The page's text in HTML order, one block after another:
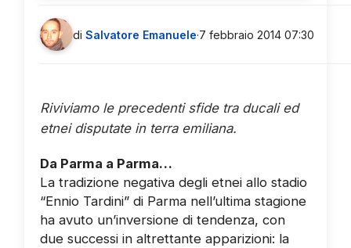
di Salvatore Emanuele·7 febbraio 2014 07:30
Riviviamo le precedenti sfide tra ducali ed
etnei disputate in terra emiliana.
Da Parma a Parma…
La tradizione negativa degli etnei allo stadio
“Ennio Tardini” di Parma nell’ultima stagione
ha avuto un’inversione di tendenza, con
due successi in altrettante apparizioni: la